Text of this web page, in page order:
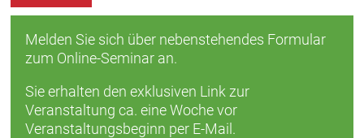
Melden Sie sich über nebenstehendes Formular
zum Online-Seminar an.
Sie erhalten den exklusiven Link zur
Veranstaltung ca. eine Woche vor
Veranstaltungsbeginn per E-Mail.